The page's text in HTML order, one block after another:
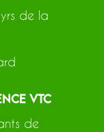
de la
VTC
de